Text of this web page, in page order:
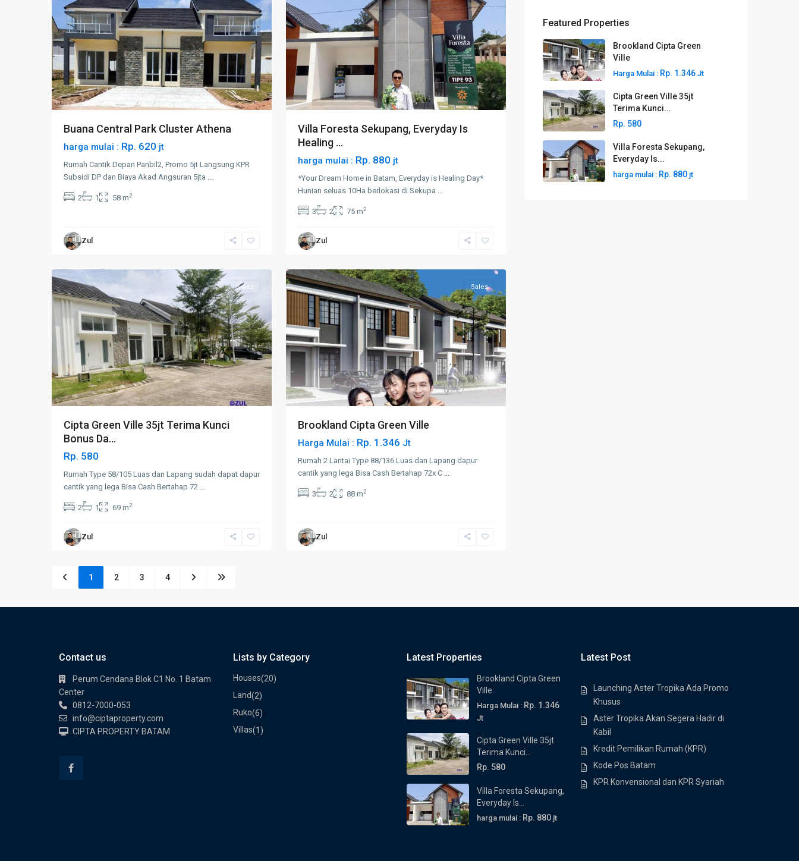
Buana Central Park Cluster Athena
harga mulai : Rp. 620 jt
Rumah Cantik Depan Panbil2, Promo 5jt Langsung KPR
Subsidi DP dan Biaya Akad Angsuran 5jta ...
2 1 58 m2
Zul
Villa Foresta Sekupang, Everyday Is
Healing ...
harga mulai : Rp. 880 jt
*Your Dream Home in Batam, Everyday is Healing Day*
Hunian seluas 10Ha berlokasi di Sekupa ...
3 2 75 m2
Zul
Sales
Cipta Green Ville 35jt Terima Kunci
Bonus Da...
Rp. 580
Rumah Type 58/105 Luas dan Lapang sudah dapat dapur
cantik yang lega Bisa Cash Bertahap 72 ...
2 1 69 m2
Zul
Sales
Brookland Cipta Green Ville
Harga Mulai : Rp. 1.346 Jt
Rumah 2 Lantai Type 88/136 Luas dan Lapang dapur
cantik yang lega Bisa Cash Bertahap 72x C ...
3 2 88 m2
Zul
1 2 3 4
Featured Properties
Brookland Cipta Green
Ville
Harga Mulai : Rp. 1.346 Jt
Cipta Green Ville 35jt
Terima Kunci...
Rp. 580
Villa Foresta Sekupang,
Everyday Is...
harga mulai : Rp. 880 jt
Contact us
Perum Cendana Blok C1 No. 1 Batam
Center
0812-7000-053
info@ciptaproperty.com
CIPTA PROPERTY BATAM
Lists by Category
Houses(20)
Land(2)
Ruko(6)
Villas(1)
Latest Properties
Brookland Cipta Green
Ville
Harga Mulai : Rp. 1.346
Jt
Cipta Green Ville 35jt
Terima Kunci...
Rp. 580
Villa Foresta Sekupang,
Everyday Is...
harga mulai : Rp. 880 jt
Latest Post
Launching Aster Tropika Ada Promo
Khusus
Aster Tropika Akan Segera Hadir di
Kabil
Kredit Pemilikan Rumah (KPR)
Kode Pos Batam
KPR Konvensional dan KPR Syariah